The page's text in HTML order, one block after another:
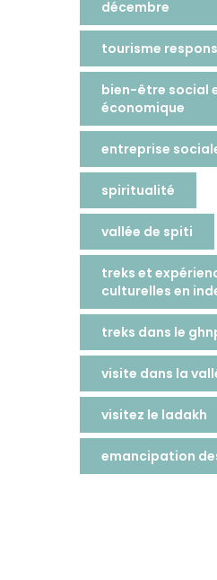
décembre
tourisme
bien-être social
économique
entreprise
spiritualité
vallée de spiti
treks et
culturelles en
treks dans le
visite dans la
visitez le ladakh
emancipation